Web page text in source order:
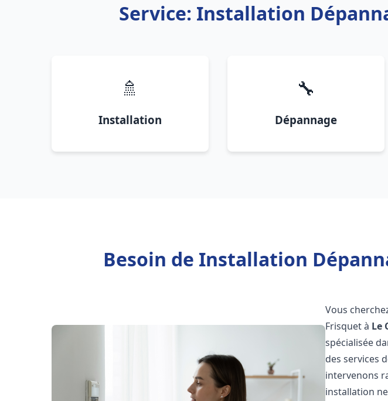
Service: Installation
🚿
Installation
🔧
Dépannage
Besoin de Installation
Vous
Frisquet à Le
spécialisée
des services
intervenons
installation